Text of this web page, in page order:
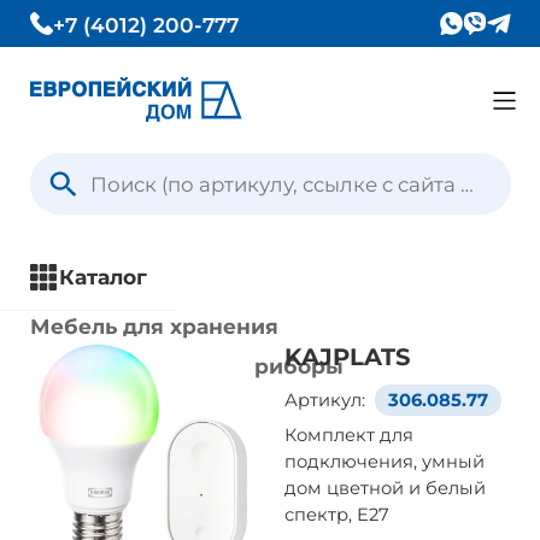
+7 (4012) 200-777
Каталог
Вопрос — Ответ
Отзывы
Контакты
Условия доставки
Каталог
Мебель для хранения
Кухни и кухонные приборы
Столы и стулья
Ванная комната
Освещение
Все товары
KAJPLATS
Артикул:
306.085.77
Комплект для
подключения, умный
дом цветной и белый
спектр, E27